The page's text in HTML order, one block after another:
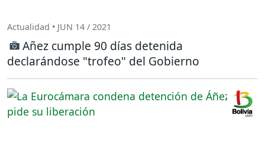
Actualidad • JUN 14 / 2021
Añez cumple 90 días detenida
declarándose "trofeo" del Gobierno